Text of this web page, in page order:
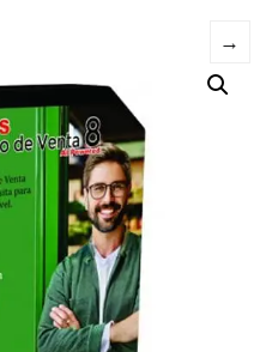
→